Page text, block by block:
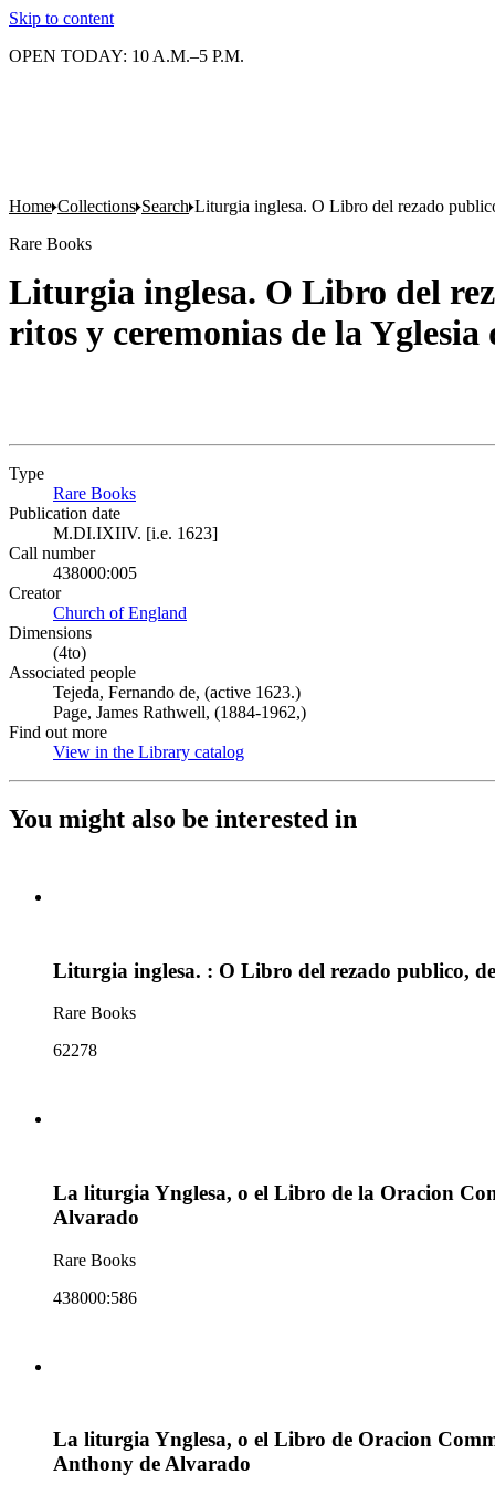
Skip to content
OPEN TODAY: 10 A.M.–5 P.M.
Home Collections Search Liturgia inglesa. O Libro del rezado
Rare Books
Liturgia inglesa. O Libro del
ritos y ceremonias de la
Type
Rare Books
Publication date
M.DI.IXIIV. [i.e. 1623]
Call number
438000:005
Creator
Church of England
Dimensions
(4to)
Associated people
Tejeda, Fernando de, (active 1623.)
Page, James Rathwell, (1884-1962,)
Find out more
View in the Library catalog
You might also be interested in
Liturgia inglesa. : O Libro del rezado publico,
Rare Books
62278
La liturgia Ynglesa, o el Libro de la Oracion
Alvarado
Rare Books
438000:586
La liturgia Ynglesa, o el Libro de Oracion
Anthony de Alvarado